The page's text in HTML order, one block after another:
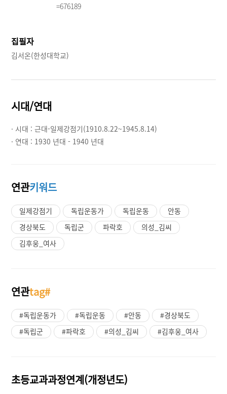
=676189
집필자
김서온(한성대학교)
시대/연대
· 시대 :근대-일제강점기(1910.8.22~1945.8.14)
· 연대 : 1930 년대 - 1940 년대
연관키워드
일제강점기 독립운동가 독립운동
안동
경상북도
독립군 파락호
의성_김씨
김후웅_여사
연관tag#
#독립운동가 #독립운동 #안동
#경상북도
#독립군
#파락호 #의성_김씨 #김후웅_여사
초등교과과정연계(개정년도)